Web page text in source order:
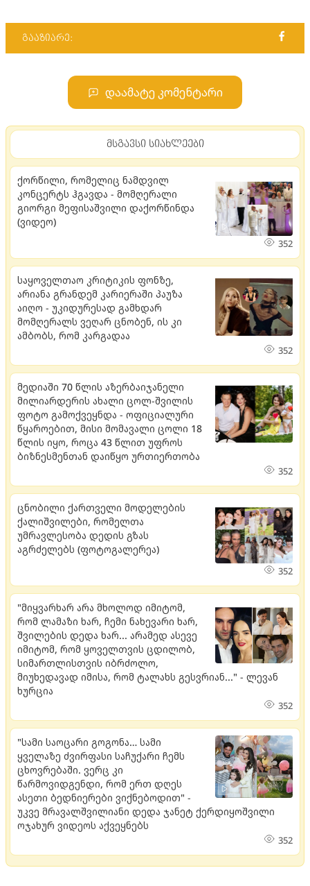
გააზიარე:
დაამატე კომენტარი
მსგავსი სიახლეები
ქორწილი, რომელიც ნამდვილ
კონცერტს ჰგავდა - მომღერალი
გიორგი მეფისაშვილი დაქორწინდა
(ვიდეო)
352
საყოველთაო კრიტიკის ფონზე,
არიანა გრანდემ კარიერაში პაუზა
აიღო - უკიდურესად გამხდარ
მომღერალს ვეღარ ცნობენ, ის კი
ამბობს, რომ კარგადაა
352
მედიაში 70 წლის აზერბაიჯანელი
მილიარდერის ახალი ცოლ-შვილის
ფოტო გამოქვეყნდა - ოფიციალური
წყაროებით, მისი მომავალი ცოლი 18
წლის იყო, როცა 43 წლით უფროს
ბიზნესმენთან დაიწყო ურთიერთობა
352
ცნობილი ქართველი მოდელების
ქალიშვილები, რომელთა
უმრავლესობა დედის გზას
აგრძელებს (ფოტოგალერეა)
352
"მიყვარხარ არა მხოლოდ იმიტომ,
რომ ლამაზი ხარ, ჩემი ნახევარი ხარ,
შვილების დედა ხარ... არამედ ასევე
იმიტომ, რომ ყოველთვის ცდილობ,
სიმართლისთვის იბრძოლო,
მიუხედავად იმისა, რომ ტალახს გესვრიან..." - ლევან
ხურცია
352
"სამი საოცარი გოგონა… სამი
ყველაზე ძვირფასი საჩუქარი ჩემს
ცხოვრებაში. ვერც კი
წარმოვიდგენდი, რომ ერთ დღეს
ასეთი ბედნიერები ვიქნებოდით" -
უკვე მრავალშვილიანი დედა ჯანეტ ქერდიყოშვილი
ოჯახურ ვიდეოს აქვეყნებს
352